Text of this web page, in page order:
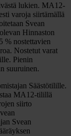
lukien. MA12-
varoja siirtämällä
Svean
Hinnaston
% nostettavien
Nostetut varat
Pienin
suuruinen.
Säästötilille.
MA12-tilillä
siirto
Svean